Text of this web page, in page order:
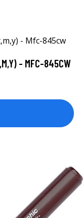
- MFC-845CW